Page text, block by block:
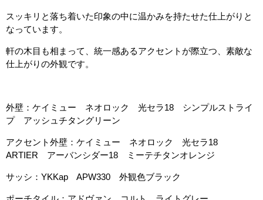
スッキリと落ち着いた印象の中に温かみを持たせた仕上がりと
なっています。
軒の木目も相まって、統一感あるアクセントが際立つ、素敵な
仕上がりの外観です。
外壁：ケイミュー ネオロック 光セラ18 シンプルストライ
プ アッシュチタングリーン
アクセント外壁：ケイミュー ネオロック 光セラ18
ARTIER アーバンシダー18 ミーテチタンオレンジ
サッシ：YKKap APW330 外観色ブラック